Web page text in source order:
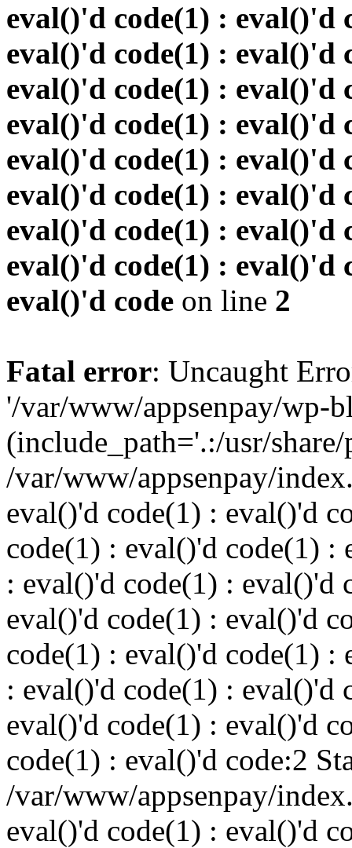
eval()'d code(1) : eval()'d
eval()'d code(1) : eval()'d
eval()'d code(1) : eval()'d
eval()'d code(1) : eval()'d
eval()'d code(1) : eval()'d
eval()'d code(1) : eval()'d
eval()'d code(1) : eval()'d
eval()'d code(1) : eval()'d
eval()'d code on line 2
Fatal error: Uncaught
'/var/www/appsenpay/wp-
(include_path='.:/usr/
/var/www/appsenpay/
eval()'d code(1) : eval()'d
code(1) : eval()'d code(1) :
: eval()'d code(1) : eval()'d
eval()'d code(1) : eval()'d
code(1) : eval()'d code(1) :
: eval()'d code(1) : eval()'d
eval()'d code(1) : eval()'d
code(1) : eval()'d code:2
/var/www/appsenpay/
eval()'d code(1) : eval()'d